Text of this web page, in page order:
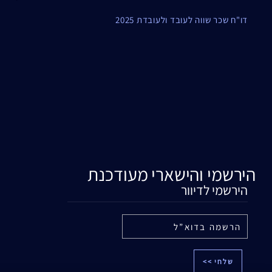
דו"ח שכר שווה לעובד ולעובדת 2025
הירשמי והישארי מעודכנת
הירשמי לדיוור